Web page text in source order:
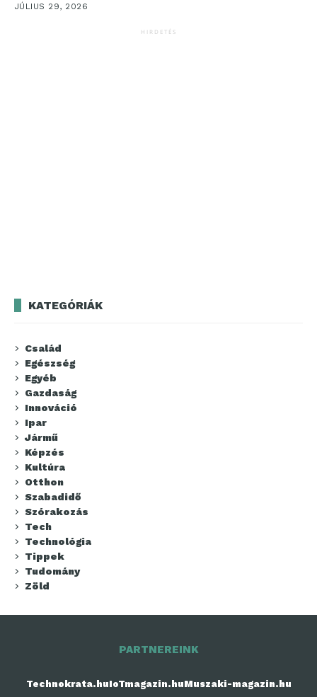
JÚLIUS 29, 2026
HIRDETÉS
KATEGÓRIÁK
Család
Egészség
Egyéb
Gazdaság
Innováció
Ipar
Jármű
Képzés
Kultúra
Otthon
Szabadidő
Szórakozás
Tech
Technológia
Tippek
Tudomány
Zöld
PARTNEREINK
Technokrata.huIoTmagazin.huMuszaki-magazin.hu